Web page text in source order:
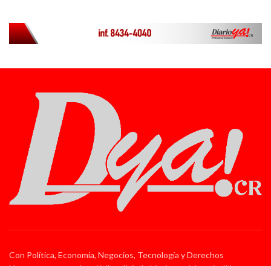
Con Política, Economía, Negocios, Tecnología y Derechos